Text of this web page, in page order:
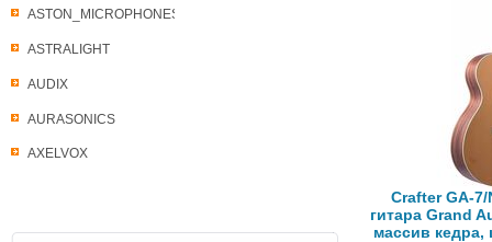
ASTON_MICROPHONES
ASTRALIGHT
AUDIX
AURASONICS
AXELVOX
Crafter GA-7/
гитара Grand
массив кедра,